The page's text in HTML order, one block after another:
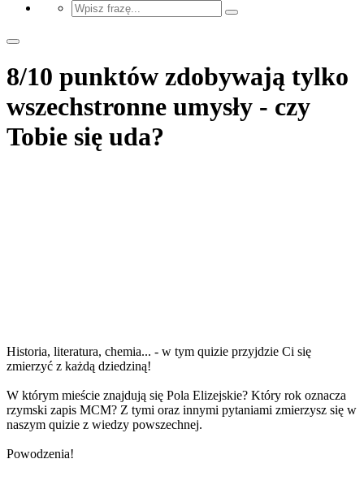
8/10 punktów zdobywają tylko
wszechstronne umysły - czy
Tobie się uda?
Historia, literatura, chemia... - w tym quizie przyjdzie Ci się
zmierzyć z każdą dziedziną!
W którym mieście znajdują się Pola Elizejskie? Który rok oznacza
rzymski zapis MCM? Z tymi oraz innymi pytaniami zmierzysz się w
naszym quizie z wiedzy powszechnej.
Powodzenia!